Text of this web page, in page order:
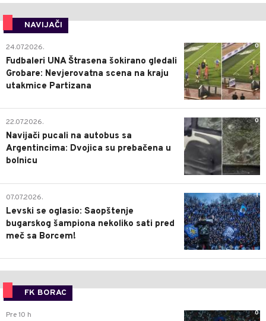
NAVIJAČI
0
24.07.2026.
Fudbaleri UNA Štrasena šokirano gledali
Grobare: Nevjerovatna scena na kraju
utakmice Partizana
0
22.07.2026.
Navijači pucali na autobus sa
Argentincima: Dvojica su prebačena u
bolnicu
1
07.07.2026.
Levski se oglasio: Saopštenje
bugarskog šampiona nekoliko sati pred
meč sa Borcem!
FK BORAC
0
Pre 10 h